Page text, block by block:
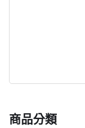
商品分類